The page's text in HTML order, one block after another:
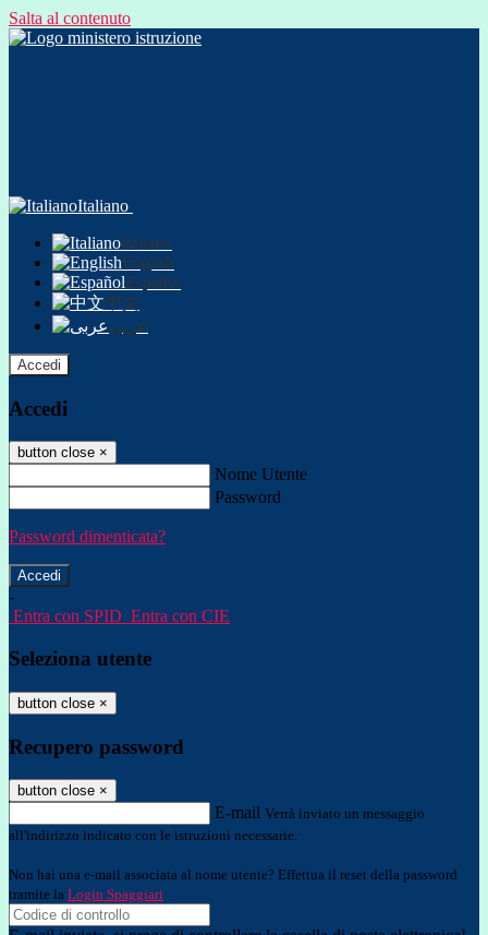
Salta al contenuto
Italiano
Italiano
English
Español
中文
عربى
Accedi
Accedi
button close ×
Nome Utente
Password
Password dimenticata?
-
Entra con SPID Entra con CIE
Seleziona utente
button close ×
Recupero password
button close ×
E-mail Verrà inviato un messaggio
all'indirizzo indicato con le istruzioni necessarie.
Non hai una e-mail associata al nome utente? Effettua il reset della password
tramite la Login Spaggiari